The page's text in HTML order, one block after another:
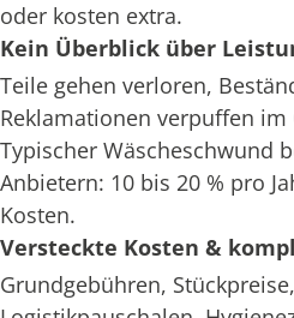
oder kosten extra.
Kein Überblick über
Teile gehen verloren,
Reklamationen verpuffen im
Typischer Wäscheschwund
Anbietern: 10 bis 20 % pro
Kosten.
Versteckte Kosten &
Grundgebühren, Stückpreise,